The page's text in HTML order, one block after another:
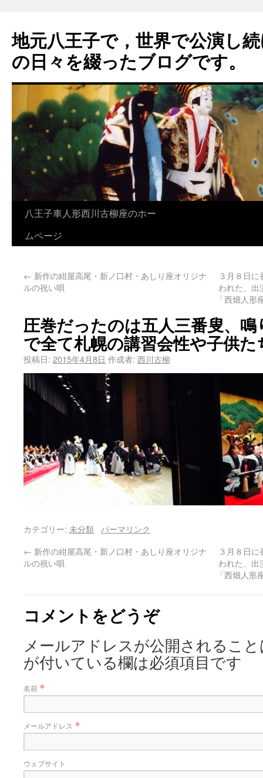
地元八王子で，世界で公演し
の日々を綴ったブログです。
八王子車人形西川古柳座のホー
ムページ
← 新作の紺屋高尾・新ノ口村・あしり座オリジナ
ルの祝い唄
３月８日
われた、出
「西畑人
圧巻だったのは五人三番叟、
で全て札幌の講習会性や子供た
投稿日: 2015年4月8日 作成者: 西川古柳
カテゴリー: 未分類
パーマリンク
← 新作の紺屋高尾・新ノ口村・あしり座オリジナ
ルの祝い唄
３月８日
われた、出
「西畑人
コメントをどうぞ
メールアドレスが公開されるこ
が付いている欄は必須項目です
名前 *
メールアドレス *
ウェブサイト